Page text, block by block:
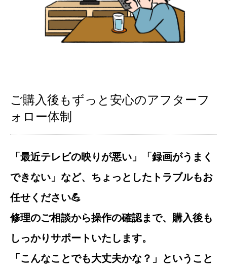
ご購入後もずっと安心のアフターフ
ォロー体制
「最近テレビの映りが悪い」「録画がうまく
できない」など、ちょっとしたトラブルもお
任せください💪
修理のご相談から操作の確認まで、購入後も
しっかりサポートいたします。
「こんなことでも大丈夫かな？」ということ